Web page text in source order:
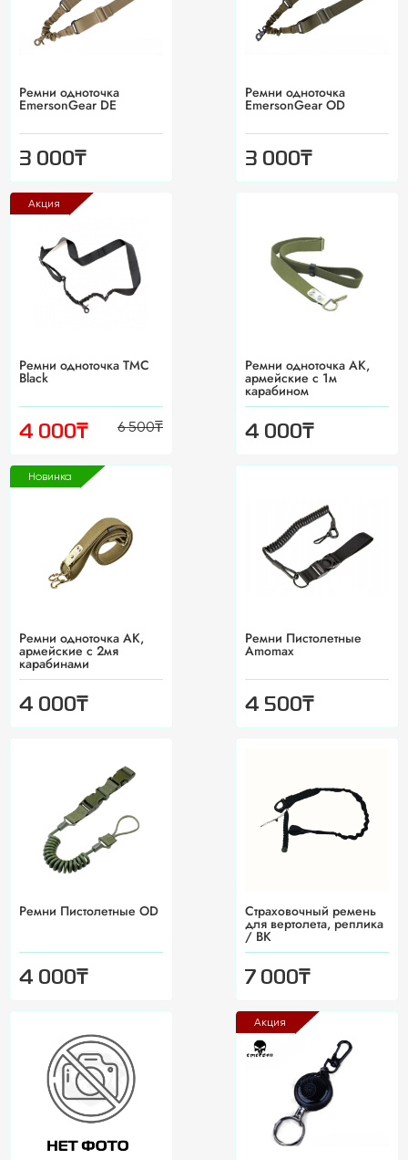
Ремни одноточка
EmersonGear DE
3 000₸
Ремни одноточка
EmersonGear OD
3 000₸
Ремни одноточка TMC
Black
4 000₸ 6 500₸
Акция
Ремни одноточка АК,
армейские с 1м
карабином
4 000₸
Ремни одноточка АК,
армейские с 2мя
карабинами
4 000₸
Новинка
Ремни Пистолетные
Amomax
4 500₸
Ремни Пистолетные OD
4 000₸
Страховочный ремень
для вертолета, реплика
/ ВК
7 000₸
Акция